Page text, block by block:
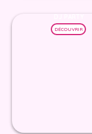
DÉCOUVRIR